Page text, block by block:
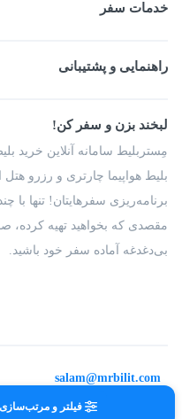
فیلتر و مرتب‌سازی
خدمات سفر
بلیط قطار
راهنمایی و پشتیبانی
شرایط و مقررات
راهکار سازمانی
درباره ما
لبخند بزن و سفر کن!
مِستربلیط سامانه آنلاین خرید
بلیط هواپیما چارتری و رزرو
برنامه‌ریزی سفرهایتان! تنها با
مقصدی که بخواهید تهیه کرده،
بی‌دغدغه آماده سفر خود باشید.
تمامی حقوق برای
salam@mrbilit.com